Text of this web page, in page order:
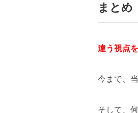
まとめ
違う視点
今まで、
そして、